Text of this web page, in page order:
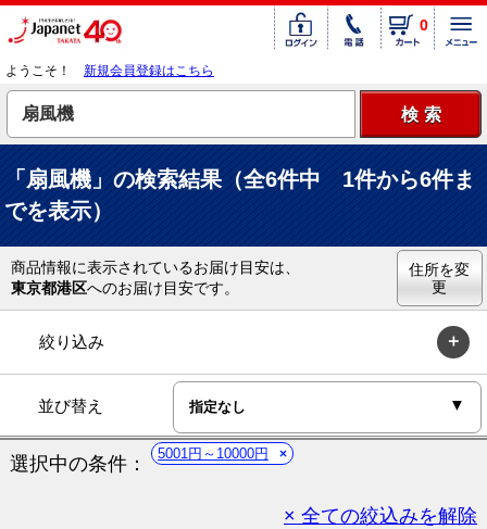
0
ようこそ！ 新規会員登録はこちら
「扇風機」の検索結果（全6件中 1件から6件ま
でを表示）
商品情報に表示されているお届け目安は、
東京都港区へのお届け目安です。
住所を変
更
絞り込み
並び替え
選択中の条件： 5001円～10000円
× 全ての絞込みを解除